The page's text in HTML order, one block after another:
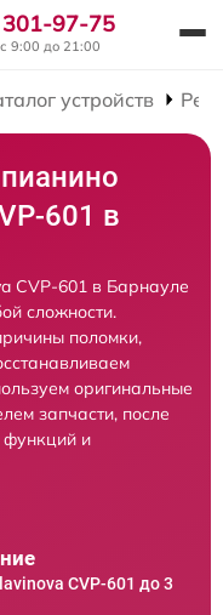
97-75
9:00 до 21:00
устройств
601 в
CVP-601 в Барнауле
сложности.
поломки,
оригинальные
запчасти, после
функций и
CVP-601 до 3